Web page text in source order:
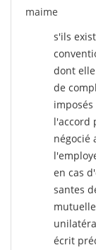
maime
s'ils
dont
de
l'accord
négocié
en cas
santes
écrit